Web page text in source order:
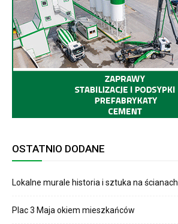
OSTATNIO DODANE
Lokalne murale historia i sztuka na ścianach
Plac 3 Maja okiem mieszkańców